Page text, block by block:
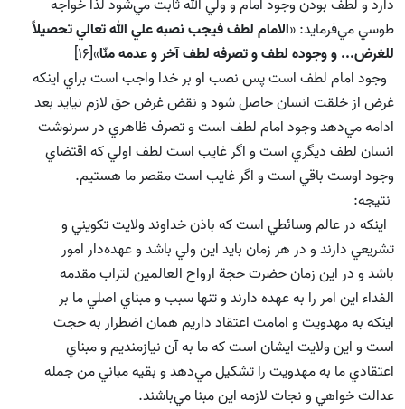
دارد و لطف بودن وجود امام و ولي الله ثابت مي‌شود لذا خواجه
طوسي مي‌فرمايد: «الامام لطف فيجب نصبه علي الله تعالي تحصيلاً
للغرض... و وجوده لطف و تصرفه لطف آخر و عدمه منّا»[16]
وجود امام لطف است پس نصب او بر خدا واجب است براي اينكه
غرض از خلقت انسان حاصل شود و نقض غرض حق لازم نيايد بعد
ادامه مي‌دهد وجود امام لطف است و تصرف ظاهري در سرنوشت
انسان لطف ديگري است و اگر غايب است لطف اولي كه اقتضاي
وجود اوست باقي است و اگر غايب است مقصر ما هستيم.
نتيجه:
اينكه در عالم وسائطي است كه باذن خداوند ولايت تكويني و
تشريعي دارند و در هر زمان بايد اين ولي باشد و عهده‌دار امور
باشد و در اين زمان حضرت حجة ارواح العالمين لتراب مقدمه
الفداء اين امر را به عهده دارند و تنها سبب و مبناي اصلي ما بر
اينكه به مهدويت و امامت اعتقاد داريم همان اضطرار به حجت
است و اين ولايت ايشان است كه ما به آن نيازمنديم و مبناي
اعتقادي ما به مهدويت را تشكيل مي‌دهد و بقيه مباني من جمله
عدالت خواهي و نجات لازمه اين مبنا مي‌باشند.